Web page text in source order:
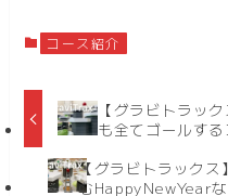
コース紹介
【グラビトラッ
も全てゴールする
【グラビトラックス
むHappyNewYearな